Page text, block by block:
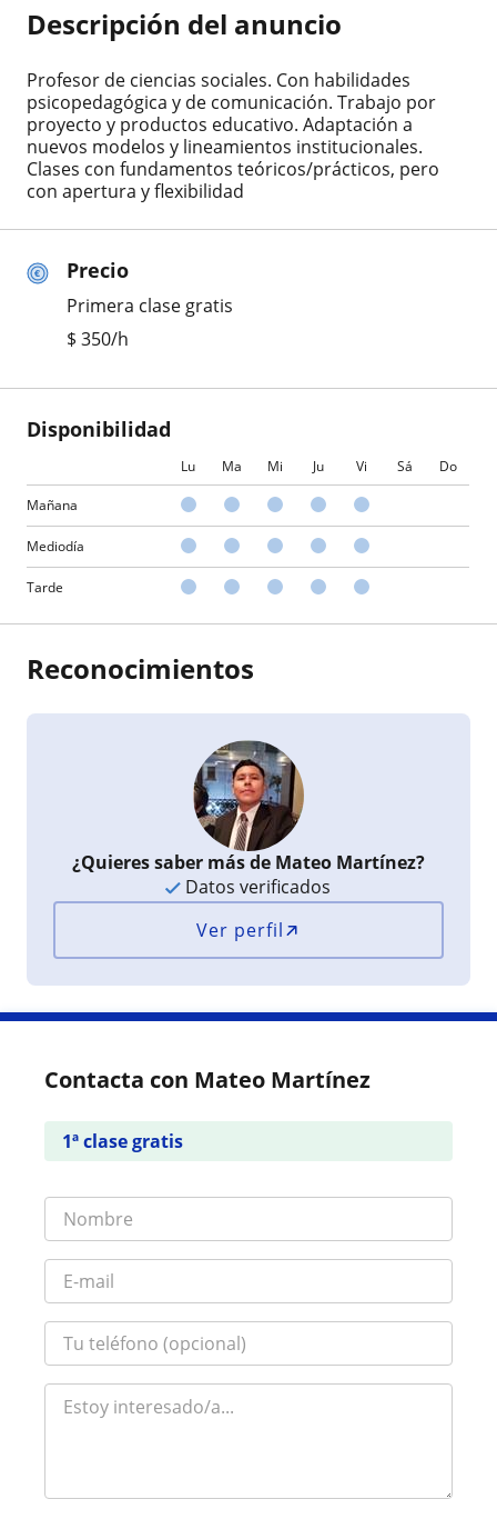
Precio
Primera clase gratis
$ 350/h
Disponibilidad
Lu Ma Mi Ju Vi Sá Do
Mañana
Mediodía
Tarde
Descripción del anuncio
Profesor de ciencias sociales. Con habilidades
psicopedagógica y de comunicación. Trabajo por
proyecto y productos educativo. Adaptación a
nuevos modelos y lineamientos institucionales.
Clases con fundamentos teóricos/prácticos, pero
con apertura y flexibilidad
Reconocimientos
¿Quieres saber más de Mateo Martínez?
Datos verificados
Ver perfil
Contacta con Mateo Martínez
1ª clase gratis